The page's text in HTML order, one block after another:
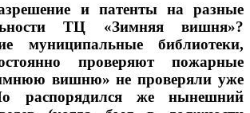
и патенты на разные
ТЦ «Зимняя вишня»?
муниципальные библиотеки,
проверяют пожарные
вишню» не проверяли уже
распорядился же нынешний